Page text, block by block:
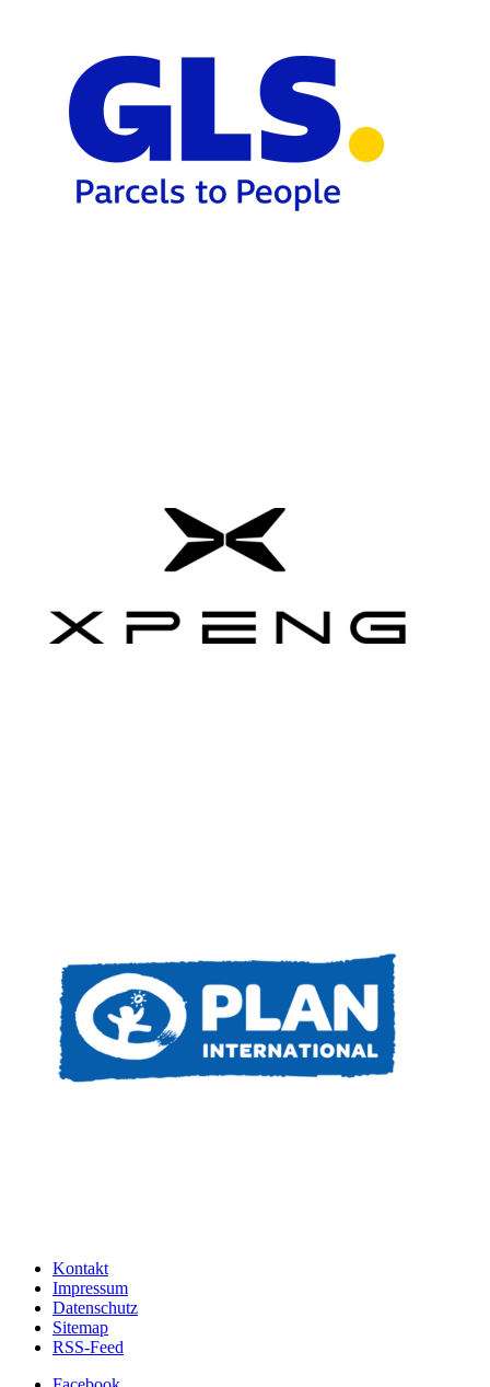
Kontakt
Impressum
Datenschutz
Sitemap
RSS-Feed